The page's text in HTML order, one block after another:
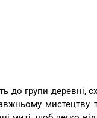
до групи деревні,
мистецтву